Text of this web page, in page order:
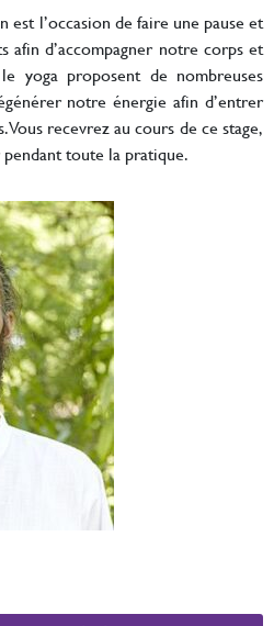
est l’occasion de faire une pause et
afin d’accompagner notre corps et
yoga proposent de nombreuses
notre énergie afin d’entrer
recevrez au cours de ce stage,
toute la pratique.